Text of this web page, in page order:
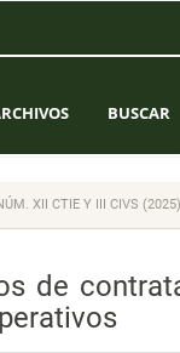
BUSCAR
XII CTIE Y III CIVS
de